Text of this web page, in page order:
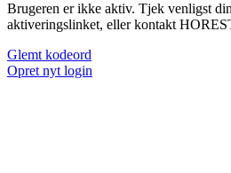
Brugeren er ikke aktiv. Tjek venligst
aktiveringslinket, eller kontakt
Glemt kodeord
Opret nyt login